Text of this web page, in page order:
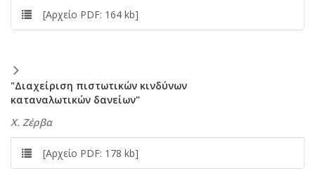
[Αρχείο PDF: 164 kb]
"Διαχείριση πιστωτικών κινδύνων
καταναλωτικών δανείων"
X. Zέρβα
[Αρχείο PDF: 178 kb]